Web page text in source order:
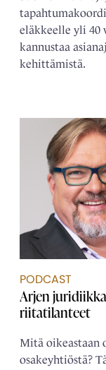
eläkkeelle yli 40
kannustaa
kehittämistä.
PODCAST
Arjen
riitatilanteet
Mitä oikeastaan
osakeyhtiöstä?